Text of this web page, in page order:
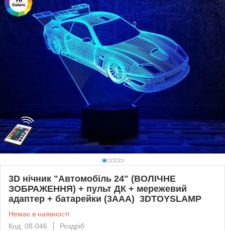
3D нічник "Автомобіль 24" (ВОЛІЧНЕ
ЗОБРАЖЕННЯ) + пульт ДК + мережевий
адаптер + батарейки (3ААА) 3DTOYSLAMP
Немає в наявності
Код: 08-046
Роздріб